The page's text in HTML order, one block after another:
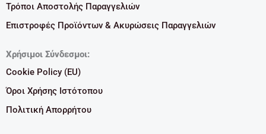
Τρόποι Αποστολής Παραγγελιών
Επιστροφές Προϊόντων & Ακυρώσεις Παραγγελιών
Χρήσιμοι Σύνδεσμοι:
Cookie Policy (EU)
Όροι Χρήσης Ιστότοπου
Πολιτική Απορρήτου